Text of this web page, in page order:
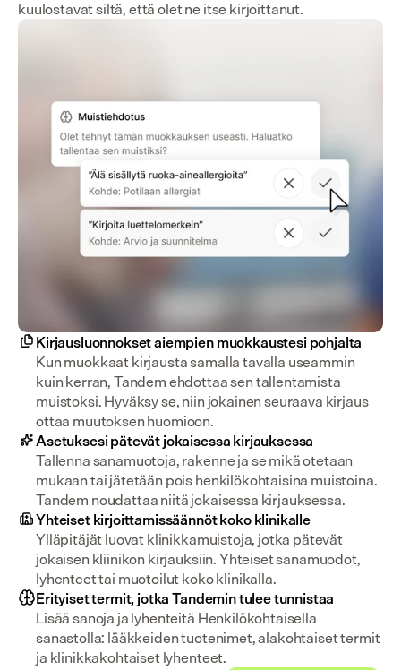
kuulostavat siltä, että olet ne itse kirjoittanut.
Kirjausluonnokset aiempien muokkaustesi pohjalta
Kun muokkaat kirjausta samalla tavalla useammin
kuin kerran, Tandem ehdottaa sen tallentamista
muistoksi. Hyväksy se, niin jokainen seuraava kirjaus
ottaa muutoksen huomioon.
Asetuksesi pätevät jokaisessa kirjauksessa
Tallenna sanamuotoja, rakenne ja se mikä otetaan
mukaan tai jätetään pois henkilökohtaisina muistoina.
Tandem noudattaa niitä jokaisessa kirjauksessa.
Yhteiset kirjoittamissäännöt koko klinikalle
Ylläpitäjät luovat klinikkamuistoja, jotka pätevät
jokaisen kliinikon kirjauksiin. Yhteiset sanamuodot,
lyhenteet tai muotoilut koko klinikalla.
Erityiset termit, jotka Tandemin tulee tunnistaa
Lisää sanoja ja lyhenteitä Henkilökohtaisella
sanastolla: lääkkeiden tuotenimet, alakohtaiset termit
ja klinikkakohtaiset lyhenteet.